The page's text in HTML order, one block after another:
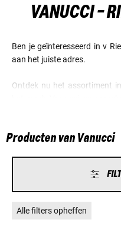
VANUCCI -
Ben je geïnteresseerd in v
aan het juiste adres.
Ontdek nu het assortiment
Producten van Vanucci
Alle filters opheffen